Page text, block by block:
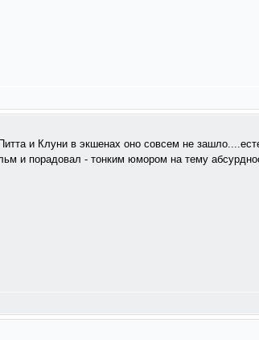
и Клуни в экшенах оно совсем не
и порадовал - тонким юмором на тему